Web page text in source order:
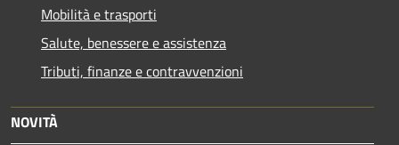
Mobilità e trasporti
Salute, benessere e assistenza
Tributi, finanze e contravvenzioni
NOVITÀ